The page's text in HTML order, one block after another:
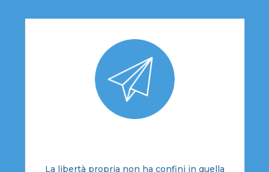
La libertà propria non ha confini in quella